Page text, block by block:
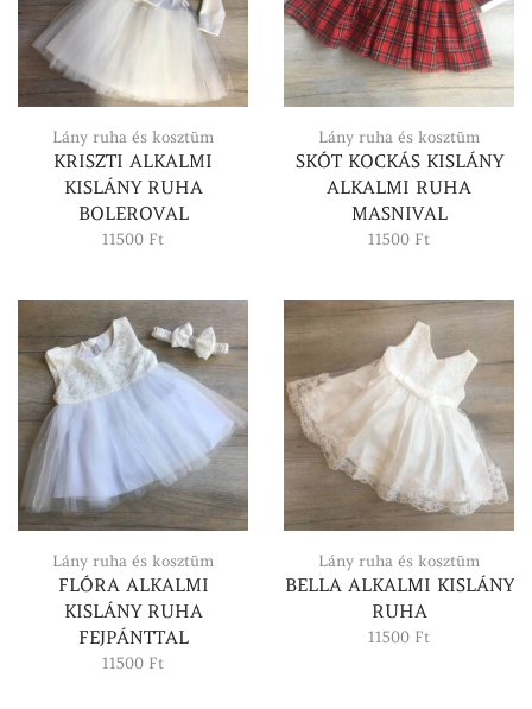
Lány ruha és kosztüm
KRISZTI ALKALMI
KISLÁNY RUHA
BOLEROVAL
11500 Ft
Lány ruha és kosztüm
SKÓT KOCKÁS KISLÁNY
ALKALMI RUHA
MASNIVAL
11500 Ft
Lány ruha és kosztüm
FLÓRA ALKALMI
KISLÁNY RUHA
FEJPÁNTTAL
11500 Ft
Lány ruha és kosztüm
BELLA ALKALMI KISLÁNY
RUHA
11500 Ft